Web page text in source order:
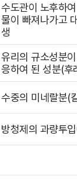
수도관이 노후하
물이 빠져나가고
생
유리의 규소성분
응하여 된 성분(후
수중의 미네랄분(
방청제의 과량투